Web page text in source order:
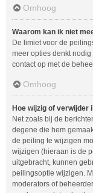
Omhoog
Waarom kan ik niet
De limiet voor de
meer opties denkt
contact op met de
Omhoog
Hoe wijzig of verwijder
Net zoals bij de
degene die hem
de peiling te wijzigen
wijzigen (hieraan is de
uitgebracht, kunnen
peilingsoptie wijzigen.
moderators of